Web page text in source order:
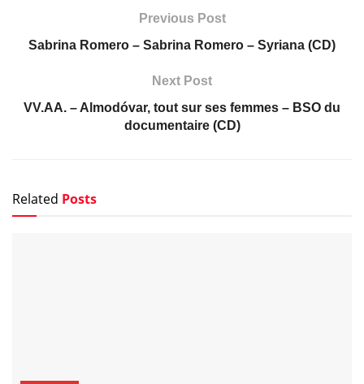
Previous Post
Sabrina Romero – Sabrina Romero – Syriana (CD)
Next Post
VV.AA. – Almodóvar, tout sur ses femmes – BSO du
documentaire (CD)
Related Posts